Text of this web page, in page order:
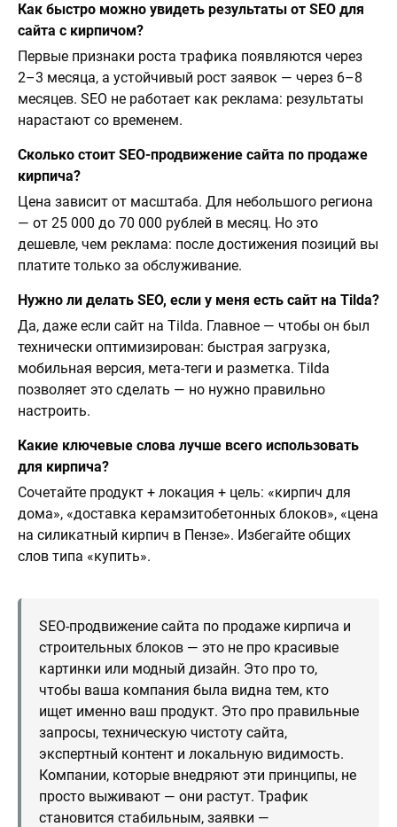
Как быстро можно увидеть результаты от SEO для
сайта с кирпичом?
Первые признаки роста трафика появляются через
2–3 месяца, а устойчивый рост заявок — через 6–8
месяцев. SEO не работает как реклама: результаты
нарастают со временем.
Сколько стоит SEO-продвижение сайта по продаже
кирпича?
Цена зависит от масштаба. Для небольшого региона
— от 25 000 до 70 000 рублей в месяц. Но это
дешевле, чем реклама: после достижения позиций вы
платите только за обслуживание.
Нужно ли делать SEO, если у меня есть сайт на Tilda?
Да, даже если сайт на Tilda. Главное — чтобы он был
технически оптимизирован: быстрая загрузка,
мобильная версия, мета-теги и разметка. Tilda
позволяет это сделать — но нужно правильно
настроить.
Какие ключевые слова лучше всего использовать
для кирпича?
Сочетайте продукт + локация + цель: «кирпич для
дома», «доставка керамзитобетонных блоков», «цена
на силикатный кирпич в Пензе». Избегайте общих
слов типа «купить».
SEO-продвижение сайта по продаже кирпича и
строительных блоков — это не про красивые
картинки или модный дизайн. Это про то,
чтобы ваша компания была видна тем, кто
ищет именно ваш продукт. Это про правильные
запросы, техническую чистоту сайта,
экспертный контент и локальную видимость.
Компании, которые внедряют эти принципы, не
просто выживают — они растут. Трафик
становится стабильным, заявки —